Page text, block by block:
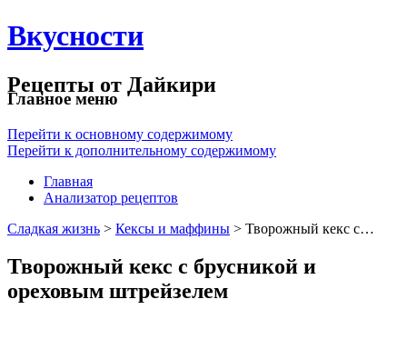
Вкусности
Рецепты от Дайкири
Главное меню
Перейти к основному содержимому
Перейти к дополнительному содержимому
Главная
Анализатор рецептов
Сладкая жизнь > Кексы и маффины > Творожный кекс с…
Творожный кекс с брусникой и
ореховым штрейзелем